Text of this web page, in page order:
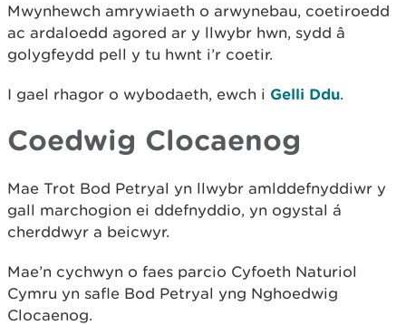
Mwynhewch amrywiaeth o arwynebau, coetiroedd
ac ardaloedd agored ar y llwybr hwn, sydd â
golygfeydd pell y tu hwnt i’r coetir.
I gael rhagor o wybodaeth, ewch i Gelli Ddu.
Coedwig Clocaenog
Mae Trot Bod Petryal yn llwybr amlddefnyddiwr y
gall marchogion ei ddefnyddio, yn ogystal á
cherddwyr a beicwyr.
Mae’n cychwyn o faes parcio Cyfoeth Naturiol
Cymru yn safle Bod Petryal yng Nghoedwig
Clocaenog.